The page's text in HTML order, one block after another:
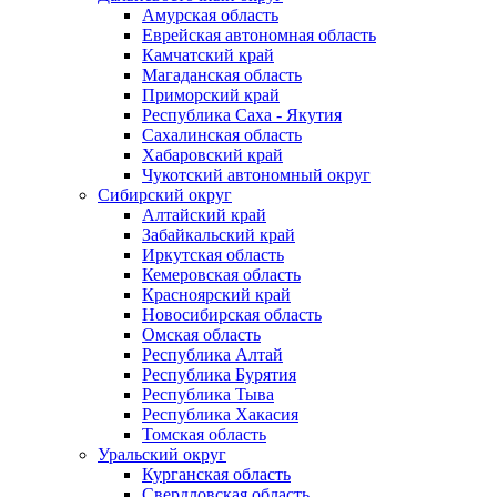
Амурская область
Еврейская автономная область
Камчатский край
Магаданская область
Приморский край
Республика Саха - Якутия
Сахалинская область
Хабаровский край
Чукотский автономный округ
Сибирский округ
Алтайский край
Забайкальский край
Иркутская область
Кемеровская область
Красноярский край
Новосибирская область
Омская область
Республика Алтай
Республика Бурятия
Республика Тыва
Республика Хакасия
Томская область
Уральский округ
Курганская область